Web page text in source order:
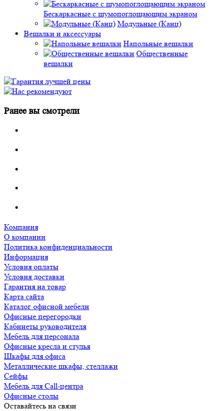
Бескаркасные с шумопоглощающим экраном
Модульные (Канц)
Вешалки и аксессуары
Напольные вешалки
Общественные
вешалки
Ранее вы смотрели
Компания
О компании
Политика конфиденциальности
Информация
Условия оплаты
Условия доставки
Гарантия на товар
Карта сайта
Каталог офисной мебели
Офисные перегородки
Кабинеты руководителя
Мебель для персонала
Офисные кресла и стулья
Шкафы для офиса
Металлические шкафы, стеллажи
Сейфы
Мебель для Call-центра
Офисные столы
Оставайтесь на связи